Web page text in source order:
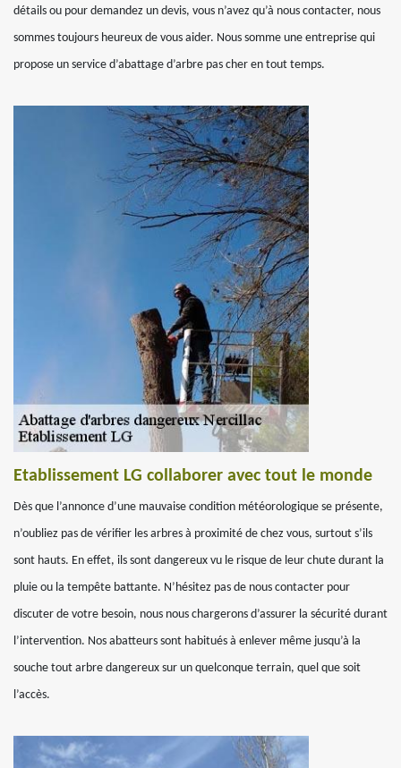
détails ou pour demandez un devis, vous n’avez qu’à nous contacter, nous
sommes toujours heureux de vous aider. Nous somme une entreprise qui
propose un service d’abattage d’arbre pas cher en tout temps.
Etablissement LG collaborer avec tout le monde
Dès que l’annonce d’une mauvaise condition météorologique se présente,
n’oubliez pas de vérifier les arbres à proximité de chez vous, surtout s’ils
sont hauts. En effet, ils sont dangereux vu le risque de leur chute durant la
pluie ou la tempête battante. N’hésitez pas de nous contacter pour
discuter de votre besoin, nous nous chargerons d’assurer la sécurité durant
l’intervention. Nos abatteurs sont habitués à enlever même jusqu’à la
souche tout arbre dangereux sur un quelconque terrain, quel que soit
l’accès.